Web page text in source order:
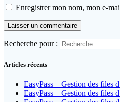
Enregistrer mon nom, mon e-
Recherche pour :
Articles récents
EasyPass – Gestion des files
EasyPass – Gestion des files